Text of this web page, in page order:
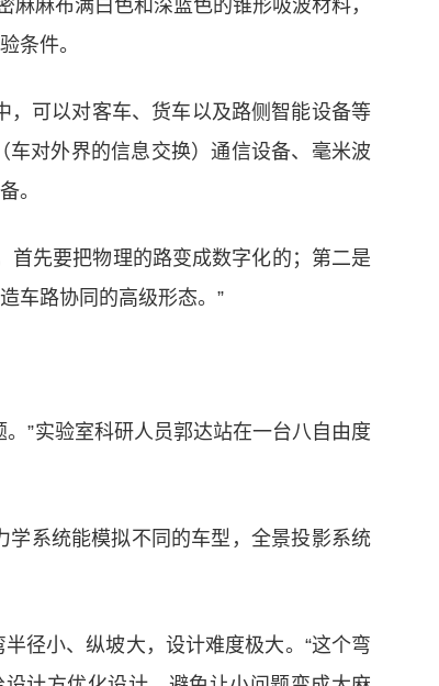
麻布满白色和深蓝色的锥形吸波材料，
条件。
可以对客车、货车以及路侧智能设备等
对外界的信息交换）通信设备、毫米波
。
首先要把物理的路变成数字化的；第二是
车路协同的高级形态。”
”实验室科研人员郭达站在一台八自由度
系统能模拟不同的车型，全景投影系统
径小、纵坡大，设计难度极大。“这个弯